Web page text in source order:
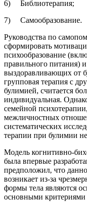
6) Библиотерапия;
7) Самообразование.
Руководства по
сформировать
психообразование
правильного питания)
выздоравливающих от
групповая терапия с
булимией, считается
индивидуальная.
семейной
межличностных
систематических
терапии при булимии
Модель когнитивно-
была впервые
предположил, что
возникает из-за
формы тела являются
основными критериями